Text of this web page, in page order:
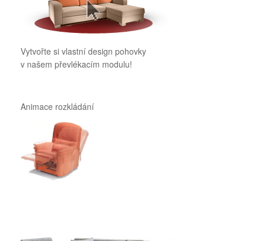
Vytvořte si vlastní design pohovky
v našem převlékacím modulu!
Animace rozkládání